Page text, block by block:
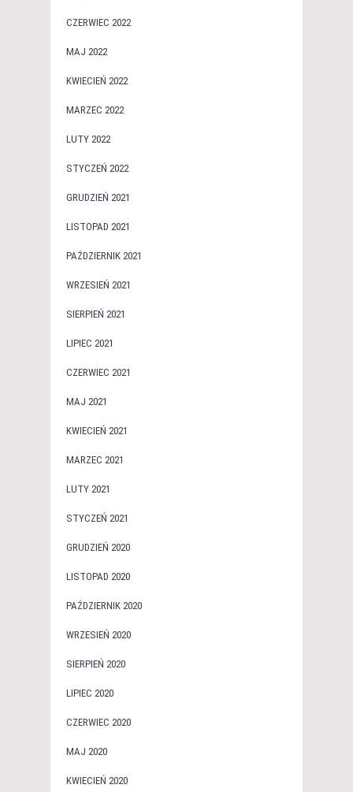
CZERWIEC 2022
MAJ 2022
KWIECIEŃ 2022
MARZEC 2022
LUTY 2022
STYCZEŃ 2022
GRUDZIEŃ 2021
LISTOPAD 2021
PAŹDZIERNIK 2021
WRZESIEŃ 2021
SIERPIEŃ 2021
LIPIEC 2021
CZERWIEC 2021
MAJ 2021
KWIECIEŃ 2021
MARZEC 2021
LUTY 2021
STYCZEŃ 2021
GRUDZIEŃ 2020
LISTOPAD 2020
PAŹDZIERNIK 2020
WRZESIEŃ 2020
SIERPIEŃ 2020
LIPIEC 2020
CZERWIEC 2020
MAJ 2020
KWIECIEŃ 2020